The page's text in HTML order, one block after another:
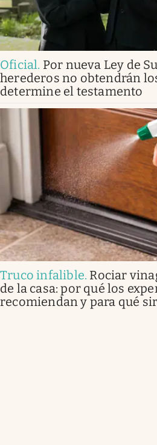
Oficial. Por nueva Ley de
herederos no obtendrán
determine el testamento
Truco infalible. Rociar
de la casa: por qué los
recomiendan y para qué